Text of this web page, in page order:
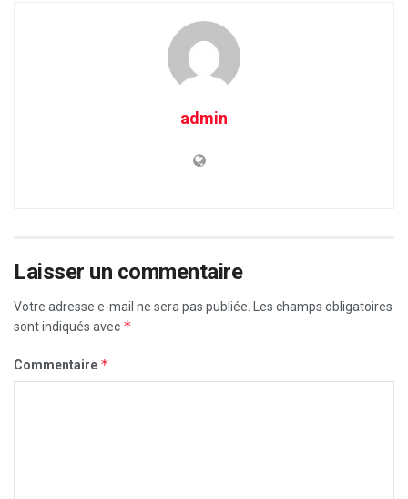
admin
Laisser un commentaire
Votre adresse e-mail ne sera pas publiée.
Les champs obligatoires
sont indiqués avec *
Commentaire *